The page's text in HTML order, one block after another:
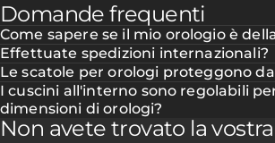
Domande frequenti
Come sapere se il mio orologio è
Effettuate spedizioni internazionali?
Le scatole per orologi proteggono
I cuscini all'interno sono regolabili
dimensioni di orologi?
Non avete trovato la